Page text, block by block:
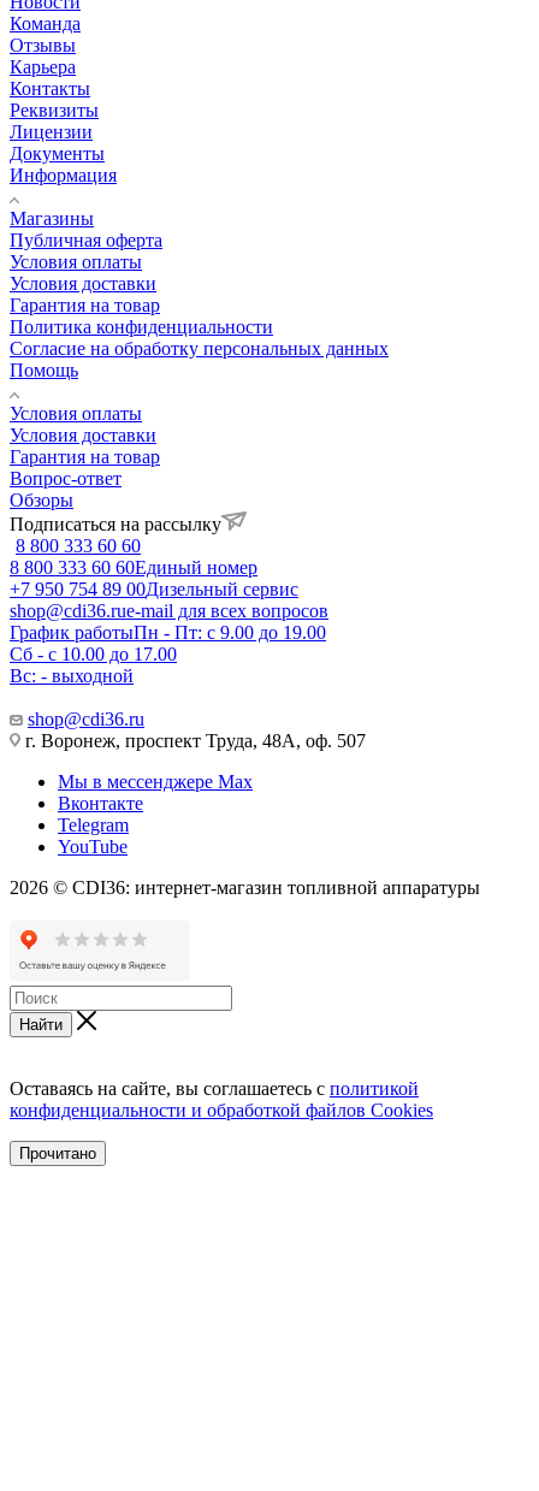
Команда
Отзывы
Карьера
Контакты
Реквизиты
Лицензии
Документы
Информация
Магазины
Публичная оферта
Условия оплаты
Условия доставки
Гарантия на товар
Политика конфиденциальности
Согласие на обработку персональных данных
Помощь
Условия оплаты
Условия доставки
Гарантия на товар
Вопрос-ответ
Обзоры
Подписаться на рассылку
8 800 333 60 60
8 800 333 60 60Единый номер
+7 950 754 89 00Дизельный сервис
shop@cdi36.rue-mail для всех вопросов
График работыПн - Пт: с 9.00 до 19.00
Сб - с 10.00 до 17.00
Вс: - выходной
shop@cdi36.ru
г. Воронеж, проспект Труда, 48А, оф. 507
Мы в мессенджере Max
Вконтакте
Telegram
YouTube
2026 © CDI36: интернет-магазин топливной аппаратуры
Найти
Оставаясь на сайте, вы соглашаетесь с политикой
конфиденциальности и обработкой файлов Cookies
Прочитано